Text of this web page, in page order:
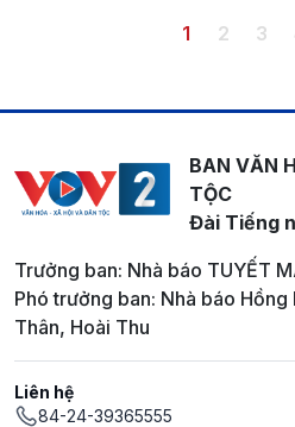
Trang hiện
1 Trang
2 3
BAN VĂN
TỘC
Đài Tiếng
Trưởng ban: Nhà báo TUYẾT
Phó trưởng ban: Nhà báo Hồng
Thân, Hoài Thu
Liên hệ
84-24-39365555